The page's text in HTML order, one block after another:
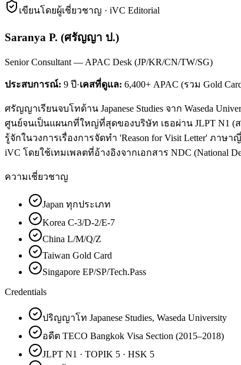
เขียนโดยผู้เชี่ยวชาญ · iVC Editorial
Saranya P. (ศรัญญา ป.)
Senior Consultant — APAC Desk (JP/KR/CN/TW/SG)
ประสบการณ์: 9 ปี·เคสที่ดูแล: 6,400+ APAC (รวม Gold
ศรัญญาเรียนจบโทด้าน Japanese Studies จาก Waseda
ศูนย์จนเป็นแผนกที่ใหญ่ที่สุดของบริษัท เธอผ่าน JLPT N1
รู้จักในวงการเรื่องการจัดทำ 'Reason for Visit Letter' ภา
iVC โดยใช้เทมเพลตที่อ้างอิงจากเอกสาร NDC (National
ความเชี่ยวชาญ
Japan ทุกประเภท
Korea C-3/D-2/E-7
China L/M/Q/Z
Taiwan Gold Card
Singapore EP/SP/Tech.Pass
Credentials
ปริญญาโท Japanese Studies, Waseda University
อดีต TECO Bangkok Visa Section (2015–2018)
JLPT N1 · TOPIK 5 · HSK 5